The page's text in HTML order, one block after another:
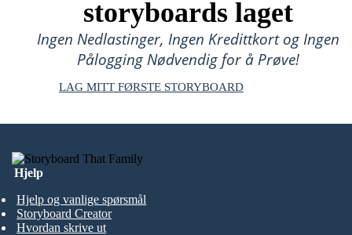
storyboards laget
Ingen Nedlastinger, Ingen Kredittkort og Ingen
Pålogging Nødvendig for å Prøve!
LAG MITT FØRSTE STORYBOARD
Hjelp
Hjelp og vanlige spørsmål
Storyboard Creator
Hvordan skrive ut